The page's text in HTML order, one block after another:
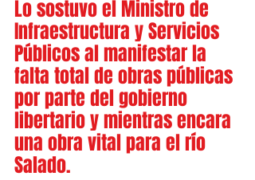
Lo sostuvo el Ministro de
Infraestructura y Servicios
Públicos al manifestar la
falta total de obras públicas
por parte del gobierno
libertario y mientras encara
una obra vital para el río
Salado.